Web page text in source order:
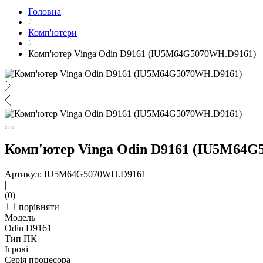
Головна
Комп'ютери
Комп'ютер Vinga Odin D9161 (IU5M64G5070WH.D9161)
Комп'ютер Vinga Odin D9161
Артикул: IU5M64G5070WH.D9161
|
(0)
порівняти
Модель
Odin D9161
Тип ПК
Ігрові
Серія процесора